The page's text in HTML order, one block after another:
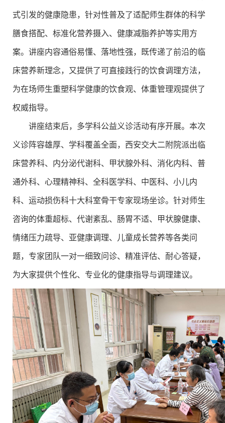
式引发的健康隐患，针对性普及了适配师生群体的科学
膳食搭配、标准化营养摄入、健康减脂养护等实用方
案。讲座内容通俗易懂、落地性强，既传递了前沿的临
床营养新理念，又提供了可直接践行的饮食调理方法，
为在场师生重塑科学健康的饮食观、体重管理观提供了
权威指导。
讲座结束后，多学科公益义诊活动有序开展。本次
义诊阵容雄厚、学科覆盖全面，西安交大二附院派出临
床营养科、内分泌代谢科、甲状腺外科、消化内科、普
通外科、心理精神科、全科医学科、中医科、小儿内
科、运动损伤科十大科室骨干专家现场坐诊。针对师生
咨询的体重超标、代谢紊乱、肠胃不适、甲状腺健康、
情绪压力疏导、亚健康调理、儿童成长营养等各类问
题，专家团队一对一细致问诊、精准评估、耐心答疑，
为大家提供个性化、专业化的健康指导与调理建议。